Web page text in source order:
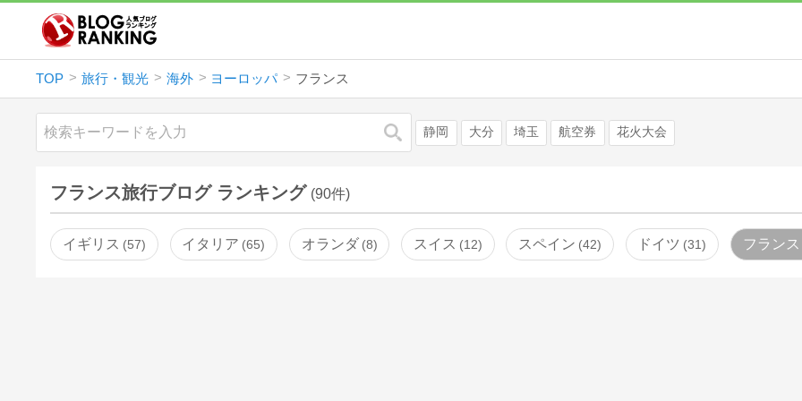
TOP 旅行・観光 海外 ヨーロッパ フランス
検索 静岡 大分 埼玉 航空券 花火大会
フランス旅行ブログ ランキング (90件)
イギリス 57 イタリア 65 オランダ 8 スイス 12 スペイン 42 ドイツ 31 フランス